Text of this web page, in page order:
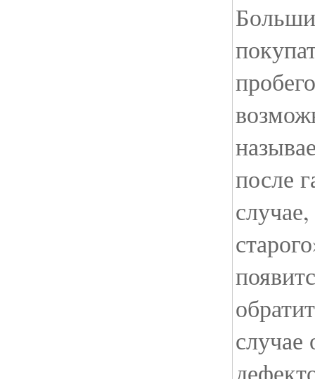
после
случае